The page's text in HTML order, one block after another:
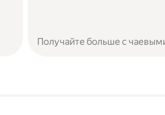
Получайте больше с